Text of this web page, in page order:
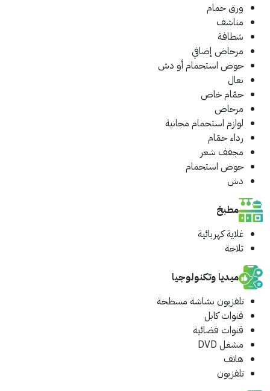
ورق حمام
مناشف
شطافة
مرحاض إضافي
حوض استحمام أو دش
نعال
حمّام خاص
مرحاض
لوازم استحمام مجانية
رداء حمّام
مجفف شعر
حوض استحمام
دش
مطبخ
غلاية كهربائية
ثلاجة
ميديا وتكنولوجيا
تلفزيون بشاشة مسطحة
قنوات كابل
قنوات فضائية
مشغل DVD
هاتف
تلفزيون